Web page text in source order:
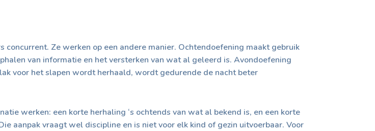
Ze werken op een andere manier. Ochtendoefening maakt gebruik
van informatie en het versterken van wat al geleerd is. Avondoefening
voor het slapen wordt herhaald, wordt gedurende de nacht beter
werken: een korte herhaling ‘s ochtends van wat al bekend is, en een korte
aanpak vraagt wel discipline en is niet voor elk kind of gezin uitvoerbaar. Voor